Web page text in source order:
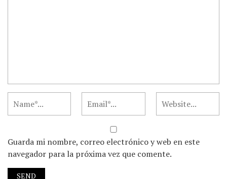
Guarda mi nombre, correo electrónico y web en este
navegador para la próxima vez que comente.